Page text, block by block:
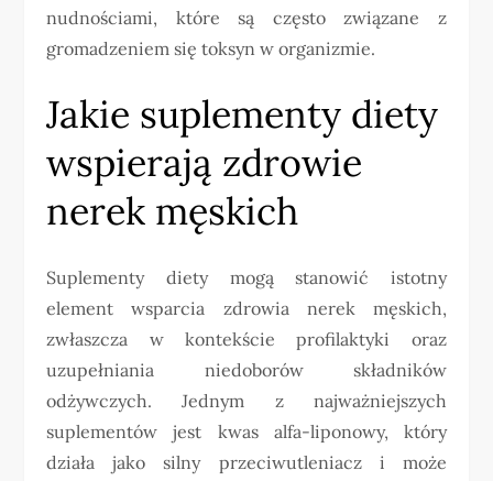
nudnościami, które są często związane z
gromadzeniem się toksyn w organizmie.
Jakie suplementy diety
wspierają zdrowie
nerek męskich
Suplementy diety mogą stanowić istotny
element wsparcia zdrowia nerek męskich,
zwłaszcza w kontekście profilaktyki oraz
uzupełniania niedoborów składników
odżywczych. Jednym z najważniejszych
suplementów jest kwas alfa-liponowy, który
działa jako silny przeciwutleniacz i może